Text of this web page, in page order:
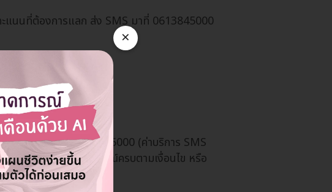
แนนที่ต้องการแลก ส่ง SMS มาที่ 0613845000
หลัก ส่งมาที่ 061 384 5000 (ค่าบริการ SMS
สำเร็จ จึงจะถือว่าสมบูรณ์ครบตามเงื่อนไข หรือ
×